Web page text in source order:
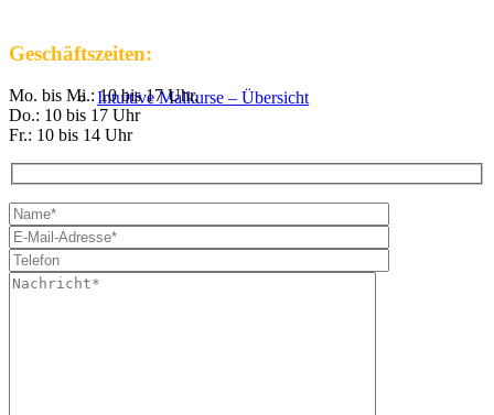
Intuitive Malkurse – Übersicht
VHS Kurse
Geschäftszeiten:
Mo. bis Mi.: 10 bis 17 Uhr,
Do.: 10 bis 17 Uhr
Fr.: 10 bis 14 Uhr